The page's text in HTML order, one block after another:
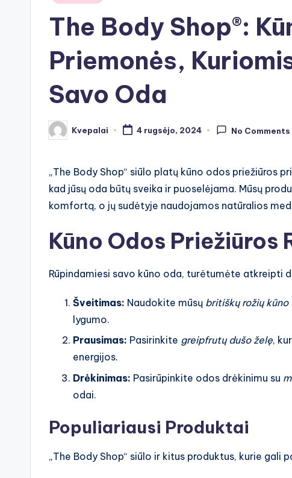
The Body Shop®:
Priemonės,
Savo Oda
Posted
by
Kvepalai 4 rugsėjo, 2024 No Comments
„The Body Shop“ siūlo platų kūno odos priežiūros
kad jūsų oda būtų sveika ir puoselėjama. Mūsų
komfortą, o jų sudėtyje naudojamos natūralios
Kūno Odos Priežiūros
Rūpindamiesi savo kūno oda, turėtumėte atkreipti
Šveitimas: Naudokite mūsų britiškų rožių
lygumo.
Prausimas: Pasirinkite greipfrutų dušo želę,
energijos.
Drėkinimas: Pasirūpinkite odos drėkinimu su
odai.
Populiariausi Produktai
„The Body Shop“ siūlo ir kitus produktus, kurie gali